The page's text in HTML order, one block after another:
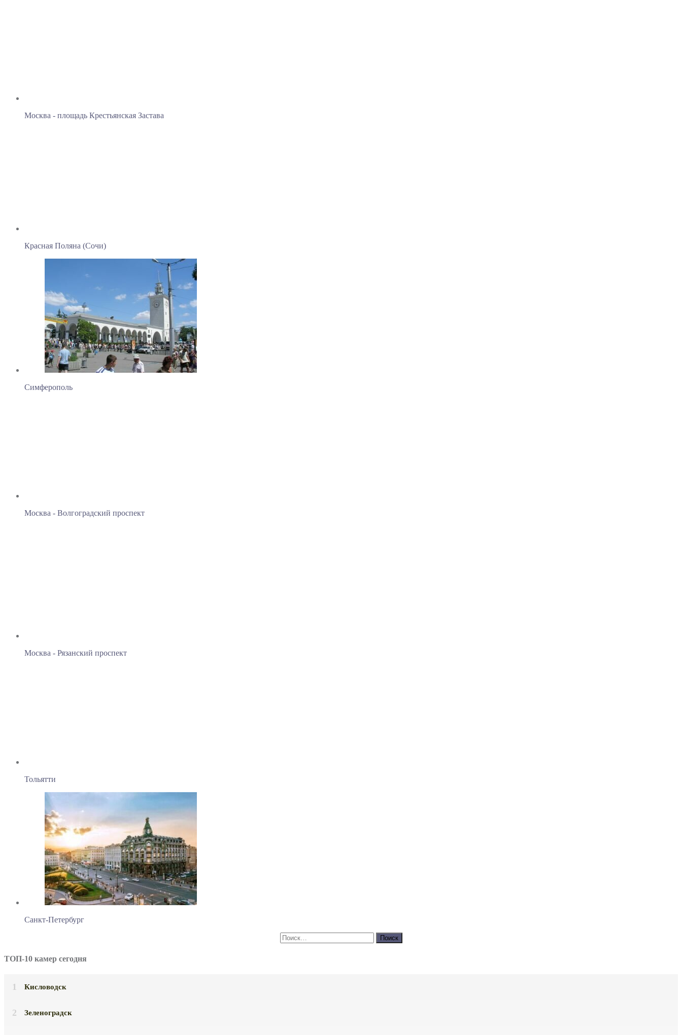
Москва - площадь Крестьянская Застава
Красная Поляна (Сочи)
Симферополь
Москва - Волгоградский проспект
Москва - Рязанский проспект
Тольятти
Санкт-Петербург
ТОП-10 камер сегодня
Кисловодск
Зеленоградск